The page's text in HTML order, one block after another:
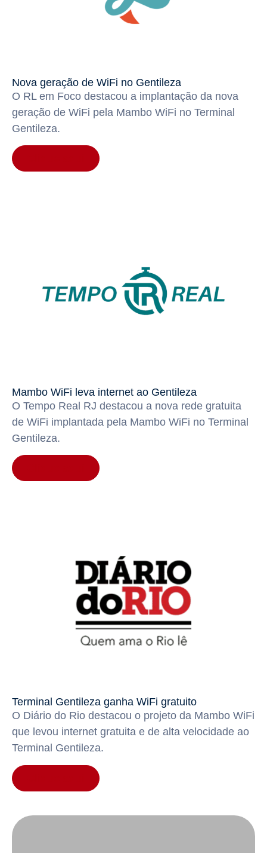
Nova geração de WiFi no Gentileza
O RL em Foco destacou a implantação da nova
geração de WiFi pela Mambo WiFi no Terminal
Gentileza.
Mambo WiFi leva internet ao Gentileza
O Tempo Real RJ destacou a nova rede gratuita
de WiFi implantada pela Mambo WiFi no Terminal
Gentileza.
Terminal Gentileza ganha WiFi gratuito
O Diário do Rio destacou o projeto da Mambo WiFi
que levou internet gratuita e de alta velocidade ao
Terminal Gentileza.